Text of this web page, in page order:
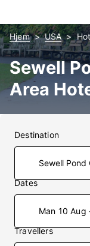
Hjem USA
Sewell
Area
Destination
Dates
Man 10 Aug
Travellers